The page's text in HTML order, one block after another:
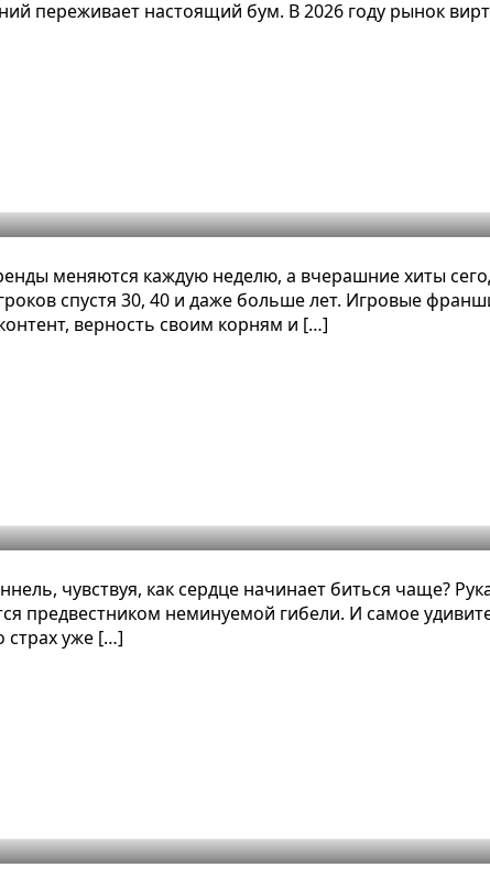
переживает настоящий бум. В 2026 году рынок
топ и секреты успеха
меняются каждую неделю, а вчерашние хиты
спустя 30, 40 и даже больше лет. Игровые
верность своим корням и […]
сильнее монстров: разбор
чувствуя, как сердце начинает биться чаще?
предвестником неминуемой гибели. И самое
страх уже […]
в играх: полный разбор